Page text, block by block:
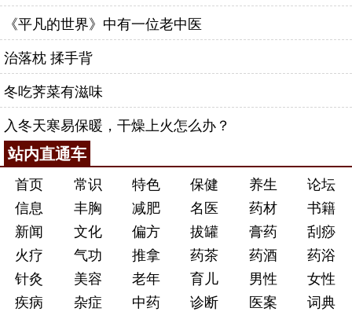
《平凡的世界》中有一位老中医
治落枕 揉手背
冬吃荠菜有滋味
入冬天寒易保暖，干燥上火怎么办？
站内直通车
首页 常识 特色 保健 养生
论坛
信息
丰胸 减肥 名医 药材
书籍
新闻
文化 偏方 拔罐 膏药
刮痧
火疗
气功 推拿 药茶 药酒
药浴
针灸
美容 老年 育儿 男性
女性
疾病
杂症 中药 诊断 医案
词典